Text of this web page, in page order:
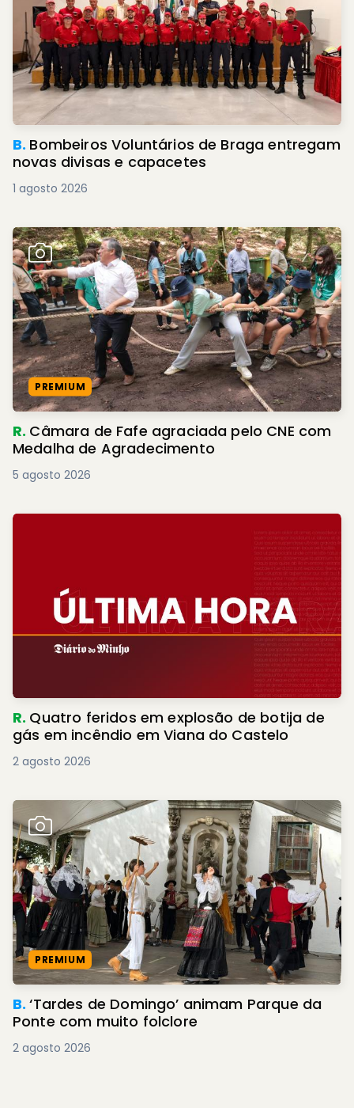
B. Bombeiros Voluntários de Braga entregam
novas divisas e capacetes
1 agosto 2026
PREMIUM
R. Câmara de Fafe agraciada pelo CNE com
Medalha de Agradecimento
5 agosto 2026
R. Quatro feridos em explosão de botija de
gás em incêndio em Viana do Castelo
2 agosto 2026
PREMIUM
B.‘Tardes de Domingo’ animam Parque da
Ponte com muito folclore
2 agosto 2026